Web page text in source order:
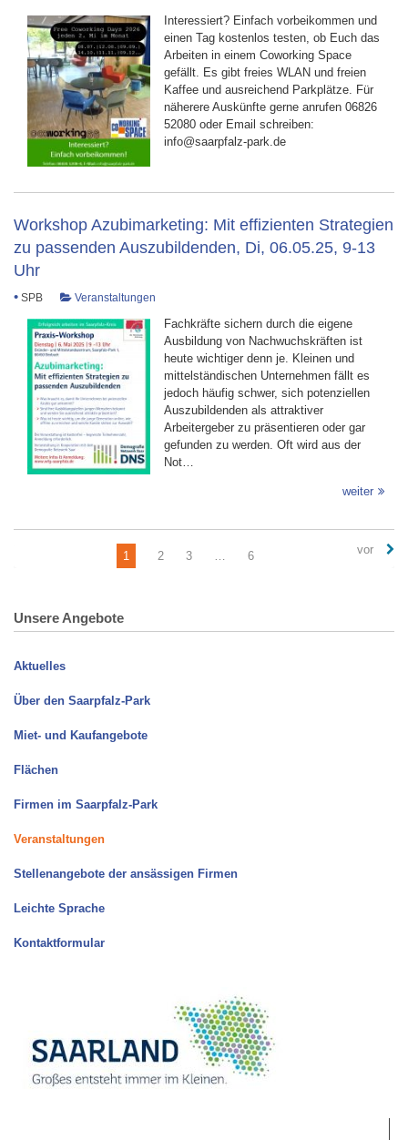
Interessiert? Einfach vorbeikommen und
einen Tag kostenlos testen, ob Euch das
Arbeiten in einem Coworking Space
gefällt. Es gibt freies WLAN und freien
Kaffee und ausreichend Parkplätze. Für
näherere Auskünfte gerne anrufen 06826
52080 oder Email schreiben:
info@saarpfalz-park.de
Workshop Azubimarketing: Mit effizienten Strategien
zu passenden Auszubildenden, Di, 06.05.25, 9-13
Uhr
• SPB Veranstaltungen
Fachkräfte sichern durch die eigene
Ausbildung von Nachwuchskräften ist
heute wichtiger denn je. Kleinen und
mittelständischen Unternehmen fällt es
jedoch häufig schwer, sich potenziellen
Auszubildenden als attraktiver
Arbeitergeber zu präsentieren oder gar
gefunden zu werden. Oft wird aus der
Not…
weiter
1 2 3 … 6 vor
Unsere Angebote
Aktuelles
Über den Saarpfalz-Park
Miet- und Kaufangebote
Flächen
Firmen im Saarpfalz-Park
Veranstaltungen
Stellenangebote der ansässigen Firmen
Leichte Sprache
Kontaktformular